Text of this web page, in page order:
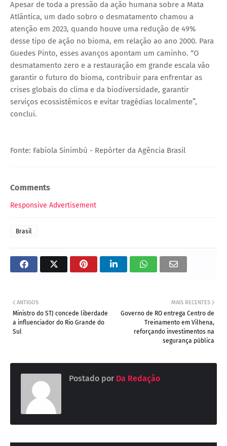
Apesar de toda a pressão da ação humana sobre a Mata
Atlântica, um dado sobro o desmatamento chamou a
atenção em 2023, quando houve uma redução de 49%
desse tipo de ação no bioma, em relação ao ano 2000. Para
Guedes Pinto, esses avanços apontam um caminho. “O
desmatamento zero e a restauração em grande escala vão
garantir o futuro do bioma, contribuir para enfrentar as
crises globais do clima e da biodiversidade, garantir
serviços ecossistêmicos e evitar tragédias localmente”,
conclui.
Fonte: Fabíola Sinimbú - Repórter da Agência Brasil
Comments
Responsive Advertisement
Brasil
MAIS RECENTES
Governo de RO entrega Centro de
Treinamento em Vilhena,
reforçando investimentos na
segurança pública
ANTIGOS
Ministro do STJ concede liberdade
a influenciador do Rio Grande do
Sul
Postado por Da Redação